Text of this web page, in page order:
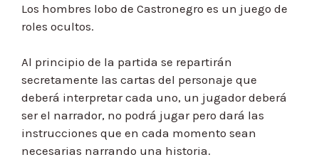
Los hombres lobo de Castronegro es un juego de
roles ocultos.
Al principio de la partida se repartirán
secretamente las cartas del personaje que
deberá interpretar cada uno, un jugador deberá
ser el narrador, no podrá jugar pero dará las
instrucciones que en cada momento sean
necesarias narrando una historia.